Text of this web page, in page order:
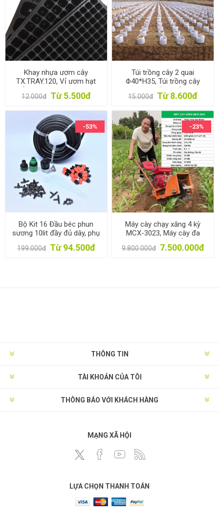
Khay nhựa ươm cây
TX.TRAY.120, Vỉ ươm hạt
giống, Khay gieo hạt, ươm
hạt rau hoa
12.000đ Từ 5.500đ
Túi trồng cây 2 quai
Φ40*H35, Túi trồng cây
công trình bằng Vải địa kỹ
thuật không dệt
15.000đ Từ 8.600đ
-53%
Bộ Kit 16 Đầu béc phun
sương 10lit đầy đủ dây, phụ
kiện TX-DIY-041, Bộ tưới
vườn, hoa lan, rau tự lắp DIY
199.000đ Từ 94.500đ
-23%
Máy cày chạy xăng 4 kỳ
MCX-3023, Máy cày đa
năng, Máy làm đất 6HP
9.800.000đ 7.500.000đ
THÔNG TIN
TÀI KHOẢN CỦA TÔI
THÔNG BÁO VỚI KHÁCH HÀNG
MẠNG XÃ HỘI
LỰA CHỌN THANH TOÁN